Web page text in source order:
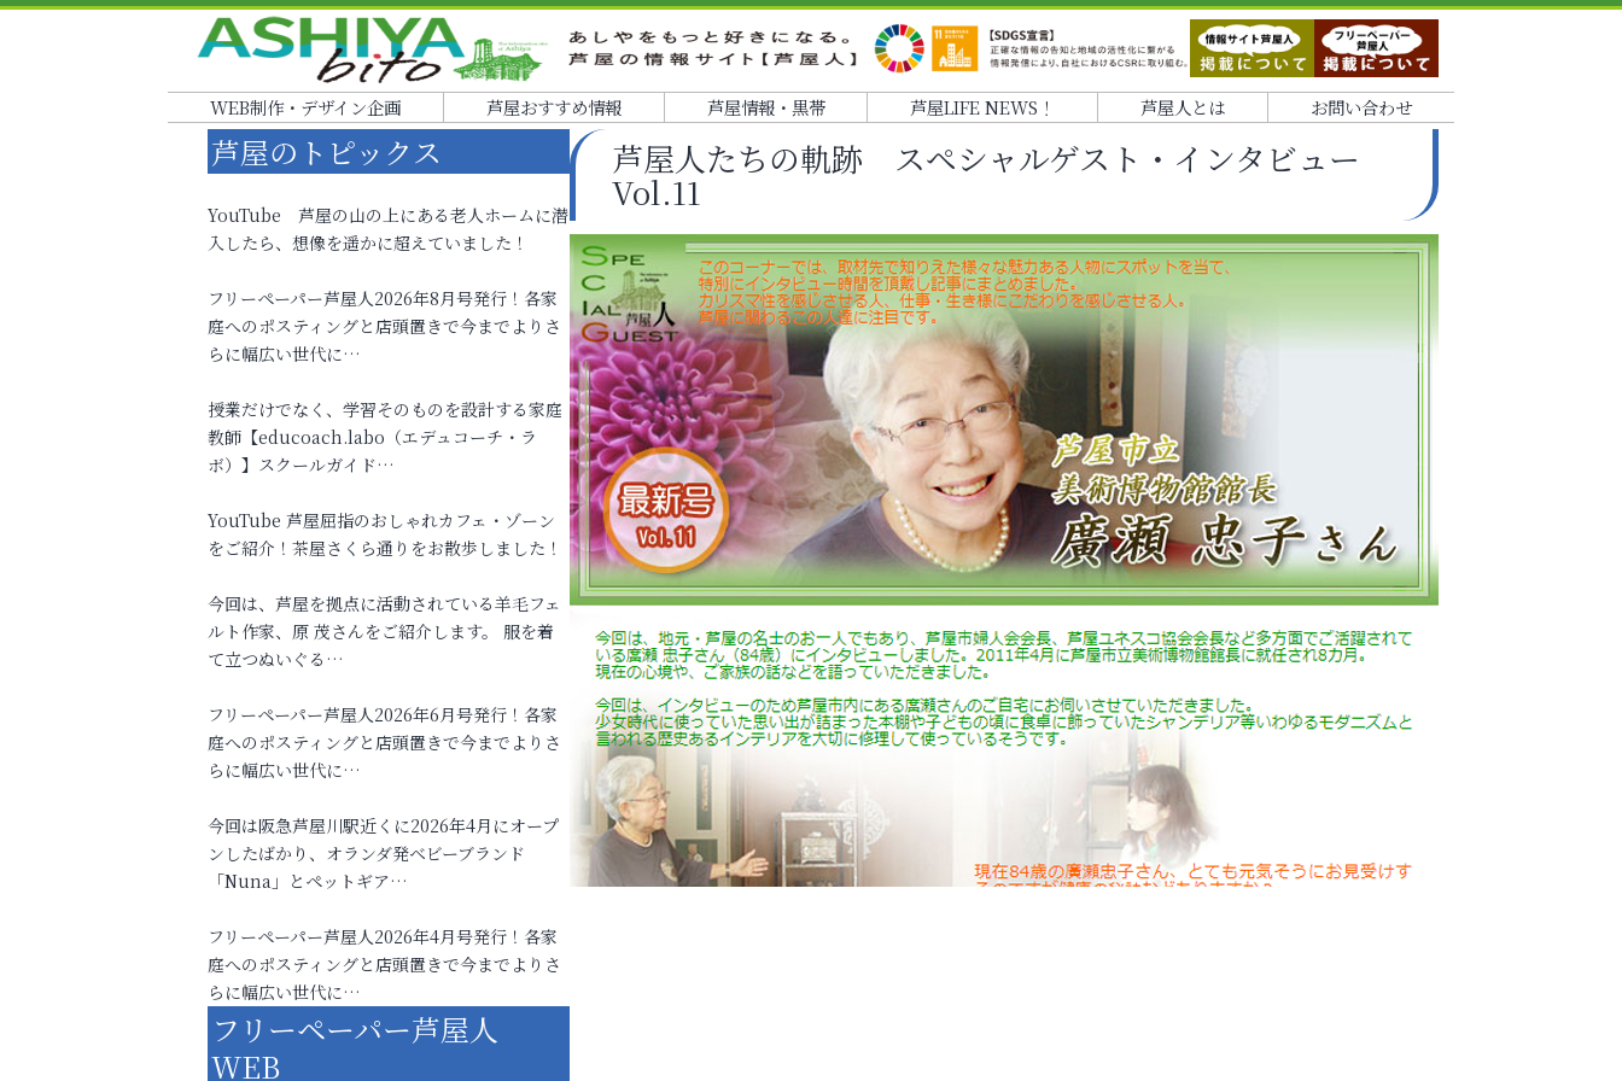
WEB制作・デザイン企画 芦屋おすすめ情報 芦屋情報・黒帯 芦屋LIFE NEWS！ 芦屋人とは お問い合わせ
芦屋人たちの軌跡 スペシャルゲスト・インタビュー
Vol.11
芦屋のトピックス
YouTube 芦屋の山の上にある老人ホームに潜
入したら、想像を遥かに超えていました！
フリーペーパー芦屋人2026年8月号発行！各家
庭へのポスティングと店頭置きで今までよりさ
らに幅広い世代に…
授業だけでなく、学習そのものを設計する家庭
教師【educoach.labo（エデュコーチ・ラ
ボ）】スクールガイド…
YouTube 芦屋屈指のおしゃれカフェ・ゾーン
をご紹介！茶屋さくら通りをお散歩しました！
今回は、芦屋を拠点に活動されている羊毛フェ
ルト作家、原 茂さんをご紹介します。 服を着
て立つぬいぐる…
フリーペーパー芦屋人2026年6月号発行！各家
庭へのポスティングと店頭置きで今までよりさ
らに幅広い世代に…
今回は阪急芦屋川駅近くに2026年4月にオープ
ンしたばかり、オランダ発ベビーブランド
「Nuna」とペットギア…
フリーペーパー芦屋人2026年4月号発行！各家
庭へのポスティングと店頭置きで今までよりさ
らに幅広い世代に…
フリーペーパー芦屋人
WEB